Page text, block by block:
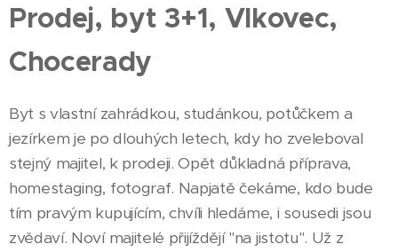
Prodej, byt 3+1, Vlkovec,
Chocerady
Byt s vlastní zahrádkou, studánkou, potůčkem a
jezírkem je po dlouhých letech, kdy ho zveleboval
stejný majitel, k prodeji. Opět důkladná příprava,
homestaging, fotograf. Napjatě čekáme, kdo bude
tím pravým kupujícím, chvíli hledáme, i sousedi jsou
zvědaví. Noví majitelé přijíždějí "na jistotu". Už z